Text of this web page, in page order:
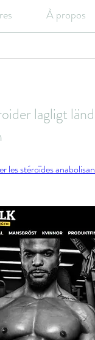
À propos
lagligt
les stéroïdes